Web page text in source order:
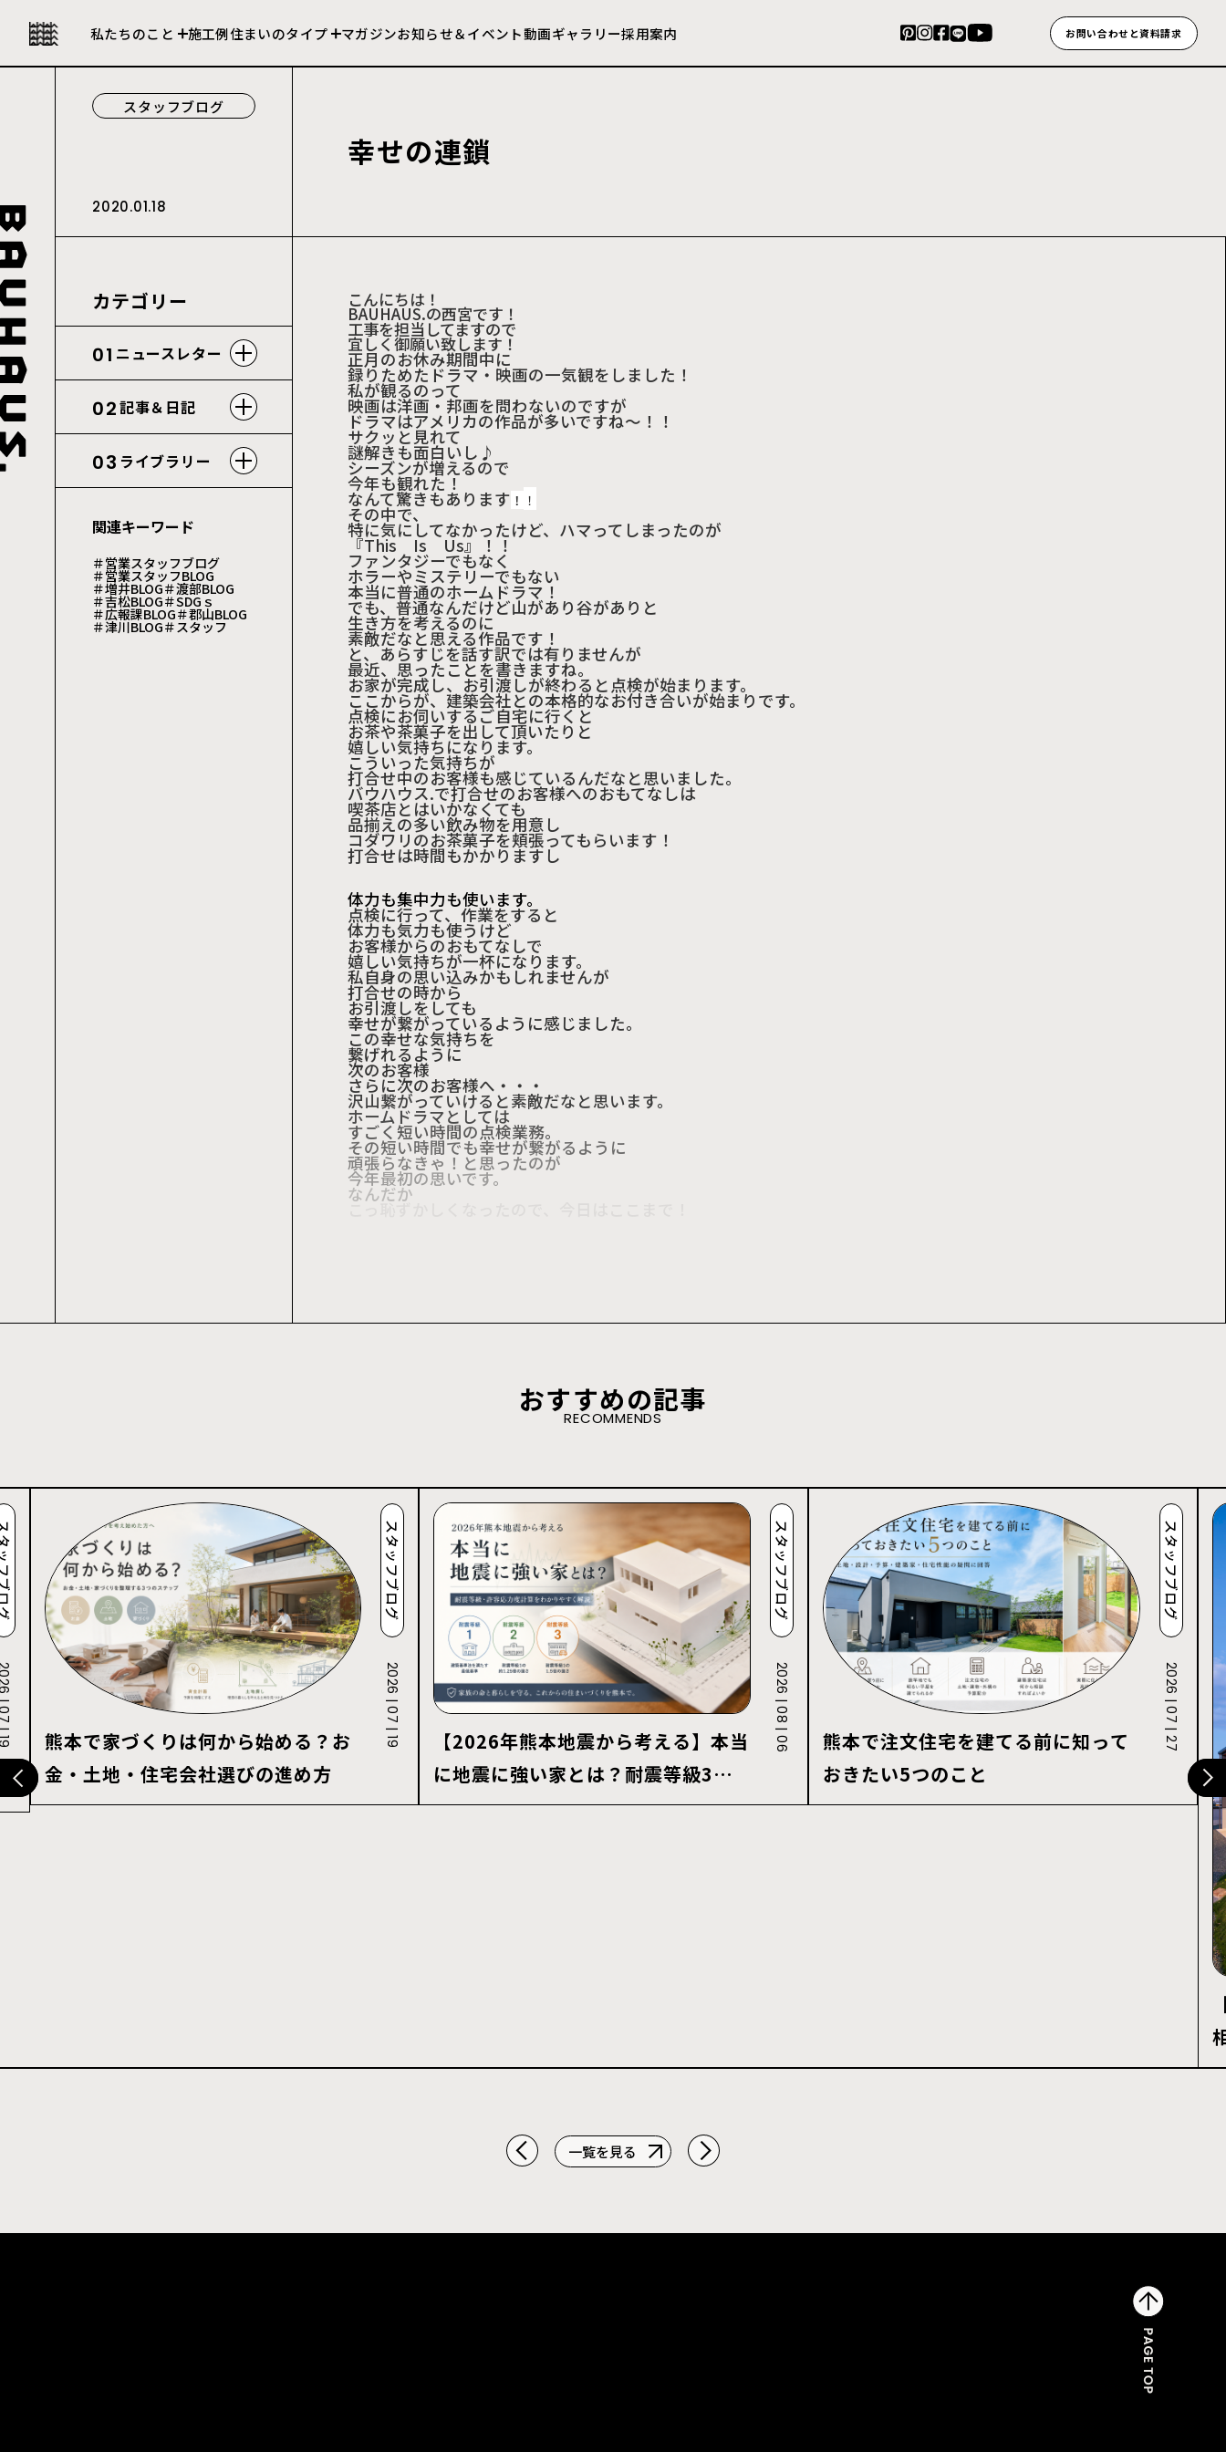
私たちのこと
会社について
施工例住まいのタイプ
建売住宅
マガジンお知らせ＆イベント動画ギャラリー採用案内 お問い合わせと資料請求
スタッフブログ
2020.01.18
幸せの連鎖
カテゴリー
01 ニュースレター
02記事＆日記
03 ライブラリー
関連キーワード
＃営業スタッフブログ
＃営業スタッフBLOG
＃増井BLOG＃渡部BLOG
＃吉松BLOG＃SDGｓ
＃広報課BLOG＃郡山BLOG
＃津川BLOG＃スタッフ
こんにちは！
BAUHAUS.の西宮です！
工事を担当してますので
宜しく御願い致します！
正月のお休み期間中に
録りためたドラマ・映画の一気観をしました！
私が観るのって
映画は洋画・邦画を問わないのですが
ドラマはアメリカの作品が多いですね～ ！！
サクッと見れて
謎解きも面白いし ♪
シーズンが増えるので
今年も観れた！
なんて驚きもあります ！ ！
その中で、
特に気にしてなかったけど、ハマってしまったのが
『This Is Us』！！
ファンタジーでもなく
ホラーやミステリーでもない
本当に普通のホームドラマ！
でも、普通なんだけど山があり谷がありと
生き方を考えるのに
素敵だなと思える作品です！
と、あらすじを話す訳では有りませんが
最近、思ったことを書きますね。
お家が完成し、お引渡しが終わると点検が始まります。
ここからが、建築会社との本格的なお付き合いが始まりです。
点検にお伺いするご自宅に行くと
お茶や茶菓子を出して頂いたりと
嬉しい気持ちになります。
こういった気持ちが
打合せ中のお客様も感じているんだなと思いました。
バウハウス.で打合せのお客様へのおもてなしは
喫茶店とはいかなくても
品揃えの多い飲み物を用意し
コダワリのお茶菓子を頬張ってもらいます！
打合せは時間もかかりますし
体力も集中力も使います。
点検に行って、作業をすると
体力も気力も使うけど
お客様からのおもてなしで
嬉しい気持ちが一杯になります。
私自身の思い込みかもしれませんが
打合せの時から
お引渡しをしても
幸せが繋がっているように感じました。
この幸せな気持ちを
繋げれるように
次のお客様
さらに次のお客様へ・・・
沢山繋がっていけると素敵だなと思います。
ホームドラマとしては
すごく短い時間の点検業務。
その短い時間でも幸せが繋がるように
頑張らなきゃ！と思ったのが
今年最初の思いです。
なんだか
こっ恥ずかしくなったので、今日はここまで！
おすすめの記事
RECOMMENDS
ログ
| 19
熊本で家づくりは何から始める？お
金・土地・住宅会社選びの進め方
スタッフブログ
2026 | 07 | 19
【2026年熊本地震から考える】本当
に地震に強い家とは？耐震等級3・
許容応力度計算を解説
スタッフブログ
2026 | 08 | 06
熊本で注文住宅を建てる前に知って
おきたい5つのこと
スタッフブログ
2026 | 07 | 27
一覧を見る